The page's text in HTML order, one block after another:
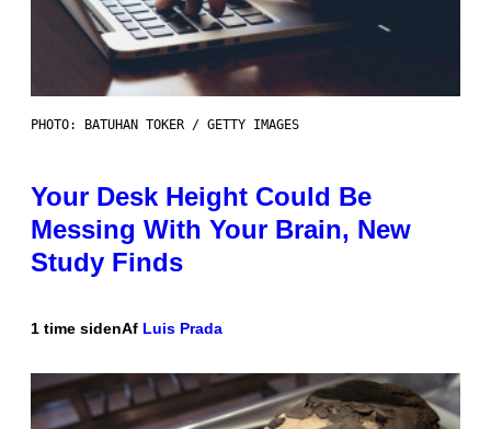
PHOTO: BATUHAN TOKER / GETTY IMAGES
Your Desk Height Could Be
Messing With Your Brain, New
Study Finds
1 time sidenAf Luis Prada